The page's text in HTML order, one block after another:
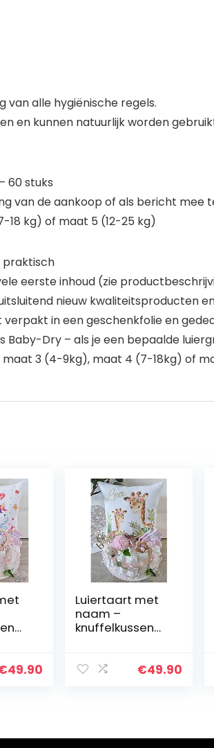
alle hygiënische regels.
en kunnen natuurlijk worden
60 stuks
van de aankoop of als bericht mee
18 kg) of maat 5 (12-25 kg)
praktisch
eerste inhoud (zie
nieuw kwaliteitsproducten
in een geschenkfolie en
Dry – als je een bepaalde
3 (4-9kg), maat 4 (7-18kg) of
49.90
Luiertaart met
naam –
knuffelkussen
& grijpling –
€49.90